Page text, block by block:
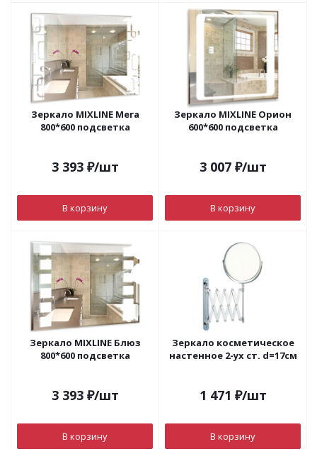
Зеркало MIXLINE Мега
800*600 подсветка
3 393₽/шт
В корзину
Зеркало MIXLINE Орион
600*600 подсветка
3 007₽/шт
В корзину
Зеркало MIXLINE Блюз
800*600 подсветка
3 393₽/шт
В корзину
Зеркало косметическое
настенное 2-ух ст. d=17см
1 471 ₽/шт
В корзину